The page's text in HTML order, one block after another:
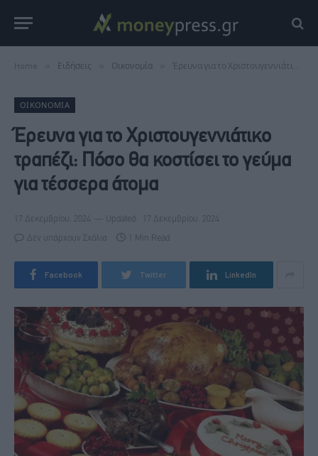
Home Ειδήσεις Οικονομία Έρευνα για το Χριστουγεννιάτικο τραπέζι: Πόσο θα κοστίσει το γεύμα για τέσσερα άτομα
ΟΙΚΟΝΟΜΊΑ
Έρευνα για το Χριστουγεννιάτικο
τραπέζι: Πόσο θα κοστίσει το γεύμα
για τέσσερα άτομα
17 Δεκεμβρίου, 2024 Updated: 17 Δεκεμβρίου, 2024
Δεν υπάρχουν Σχόλια 1 Min Read
Facebook Twitter LinkedIn